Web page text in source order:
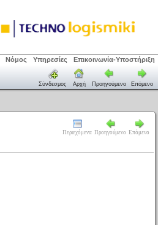
Νόμος Υπηρεσίες Επικοινωνία-Υποστήριξη
Σύνδεσμος Αρχή Προηγούμενο Επόμενο